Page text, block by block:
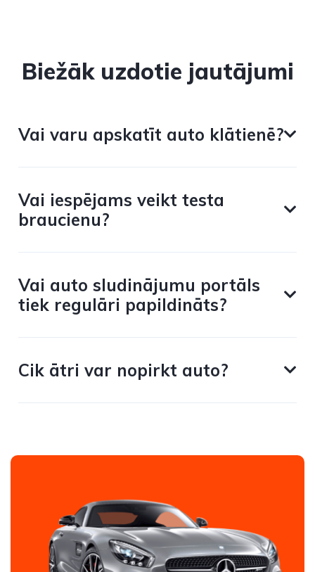
Biežāk uzdotie jautājumi
Vai varu apskatīt auto klātienē?
Vai iespējams veikt testa
braucienu?
Vai auto sludinājumu portāls
tiek regulāri papildināts?
Cik ātri var nopirkt auto?